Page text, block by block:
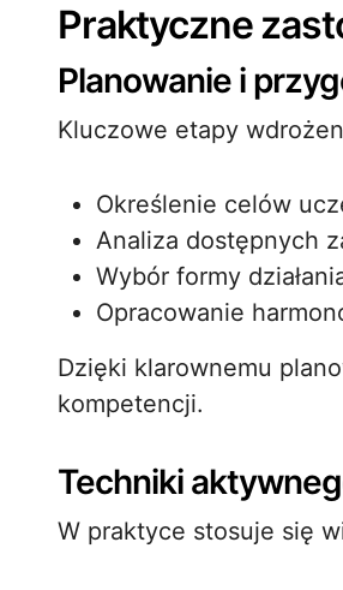
Praktyczne
Planowanie i
Kluczowe etapy
Określenie celów
Analiza dostępnych
Wybór formy
Opracowanie
Dzięki klarownemu
kompetencji.
Techniki
W praktyce stosuje się